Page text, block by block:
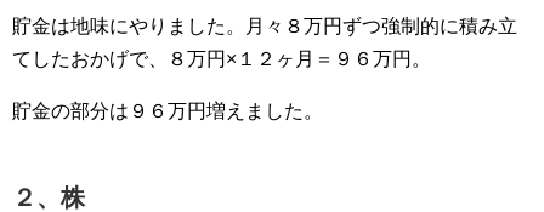
貯金は地味にやりました。月々８万円ずつ強制的に積み立
てしたおかげで、８万円×１２ヶ月＝９６万円。
貯金の部分は９６万円増えました。
２、株